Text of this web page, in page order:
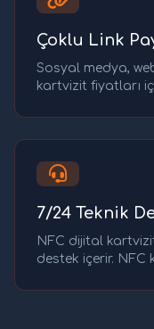
Çoklu Link
Sosyal medya,
kartvizit fiyatları
7/24 Teknik
NFC dijital
destek içerir. NFC